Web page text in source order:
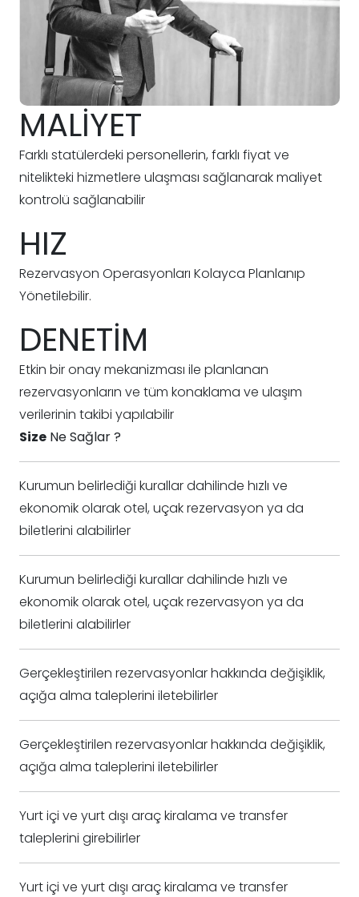
MALİYET
Farklı statülerdeki personellerin, farklı fiyat ve
nitelikteki hizmetlere ulaşması sağlanarak maliyet
kontrolü sağlanabilir
HIZ
Rezervasyon Operasyonları Kolayca Planlanıp
Yönetilebilir.
DENETİM
Etkin bir onay mekanizması ile planlanan
rezervasyonların ve tüm konaklama ve ulaşım
verilerinin takibi yapılabilir
Size Ne Sağlar ?
Kurumun belirlediği kurallar dahilinde hızlı ve
ekonomik olarak otel, uçak rezervasyon ya da
biletlerini alabilirler
Kurumun belirlediği kurallar dahilinde hızlı ve
ekonomik olarak otel, uçak rezervasyon ya da
biletlerini alabilirler
Gerçekleştirilen rezervasyonlar hakkında değişiklik,
açığa alma taleplerini iletebilirler
Gerçekleştirilen rezervasyonlar hakkında değişiklik,
açığa alma taleplerini iletebilirler
Yurt içi ve yurt dışı araç kiralama ve transfer
taleplerini girebilirler
Yurt içi ve yurt dışı araç kiralama ve transfer